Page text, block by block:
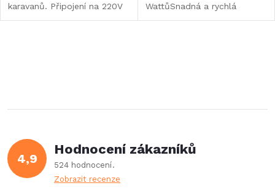
karavanů. Připojení na 220V
- 240V.
WattůSnadná a rychlá
instalacePraktické a
l
d
a
4,9
Hodnocení zákazníků
524 hodnocení
Zobrazit recenze